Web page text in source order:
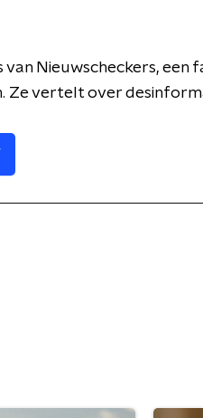
van Nieuwscheckers,
Ze vertelt over